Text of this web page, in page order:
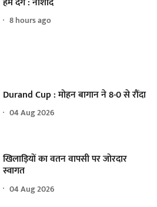
8 hours ago
Durand Cup : मोहन बागान ने 8-0 से रौंदा
04 Aug 2026
खिलाड़ियों का वतन वापसी पर जोरदार
स्वागत
04 Aug 2026